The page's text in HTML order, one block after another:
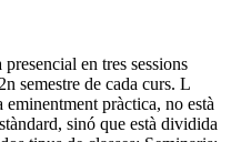
en tres sessions
semestre de cada curs. L
eminentment pràctica, no està
sinó que està dividida